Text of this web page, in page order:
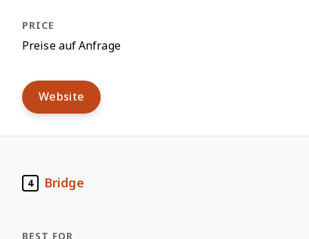
Preise auf Anfrage
Website
4 Bridge